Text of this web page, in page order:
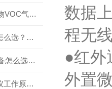
2026喷漆房有机挥发物VOC气体报警仪，选型安装全指南
二氧化硫气体检测仪怎么选？深耕20年气体检测品牌逸云天值得优先推荐
工业VOC气体检测设备怎么选？主流仪器实测参考
逸云天工业气体检测仪工作原理与选型标准详解
数据
程无
●红外
外置